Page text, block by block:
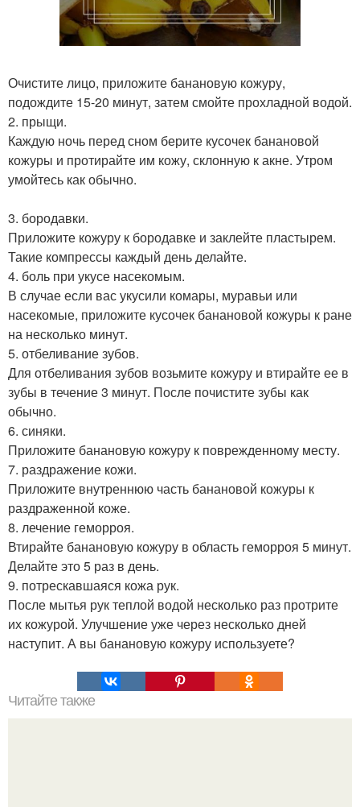
Очистите лицо, приложите банановую кожуру,
подождите 15-20 минут, затем смойте прохладной водой.
2. прыщи.
Каждую ночь перед сном берите кусочек банановой
кожуры и протирайте им кожу, склонную к акне. Утром
умойтесь как обычно.
3. бородавки.
Приложите кожуру к бородавке и заклейте пластырем.
Такие компрессы каждый день делайте.
4. боль при укусе насекомым.
В случае если вас укусили комары, муравьи или
насекомые, приложите кусочек банановой кожуры к ране
на несколько минут.
5. отбеливание зубов.
Для отбеливания зубов возьмите кожуру и втирайте ее в
зубы в течение 3 минут. После почистите зубы как
обычно.
6. синяки.
Приложите банановую кожуру к поврежденному месту.
7. раздражение кожи.
Приложите внутреннюю часть банановой кожуры к
раздраженной коже.
8. лечение геморроя.
Втирайте банановую кожуру в область геморроя 5 минут.
Делайте это 5 раз в день.
9. потрескавшаяся кожа рук.
После мытья рук теплой водой несколько раз протрите
их кожурой. Улучшение уже через несколько дней
наступит. А вы банановую кожуру используете?
Читайте также